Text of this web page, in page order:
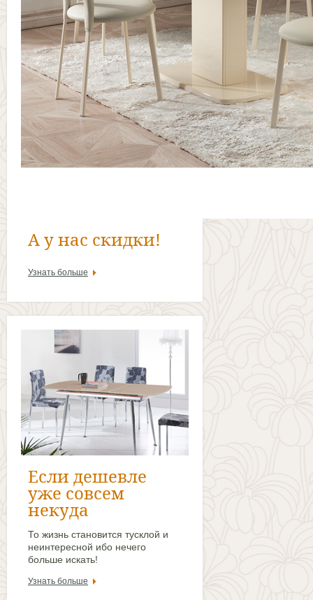
А у нас скидки!
Узнать больше
Если дешевле
уже совсем
некуда
То жизнь становится тусклой и
неинтересной ибо нечего
больше искать!
Узнать больше